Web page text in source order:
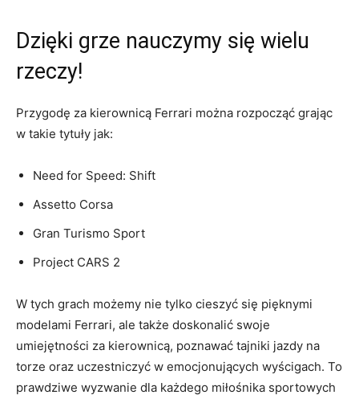
Dzięki grze nauczymy się wielu
rzeczy!
Przygodę za‌ kierownicą Ferrari ​można ​rozpocząć grając
w takie ⁣tytuły jak:
Need for‍ Speed: Shift
Assetto Corsa
Gran Turismo Sport
Project CARS‍ 2
W tych grach możemy nie tylko cieszyć się pięknymi
‌modelami ‍Ferrari, ale ⁤także ​doskonalić swoje
umiejętności za kierownicą, poznawać tajniki jazdy na
torze oraz uczestniczyć w emocjonujących wyścigach. ‍To
prawdziwe wyzwanie dla każdego miłośnika sportowych